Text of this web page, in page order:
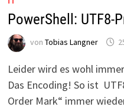
PowerShell: UTF8-
von Tobias Langner
Leider wird es wohl
Das Encoding! So ist
Order Mark“ immer